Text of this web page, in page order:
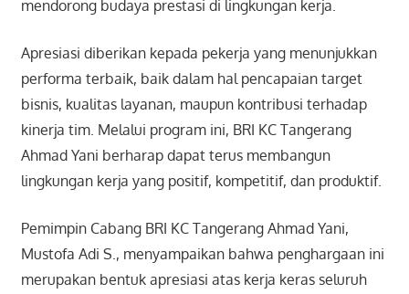
mendorong budaya prestasi di lingkungan kerja.
Apresiasi diberikan kepada pekerja yang menunjukkan
performa terbaik, baik dalam hal pencapaian target
bisnis, kualitas layanan, maupun kontribusi terhadap
kinerja tim. Melalui program ini, BRI KC Tangerang
Ahmad Yani berharap dapat terus membangun
lingkungan kerja yang positif, kompetitif, dan produktif.
Pemimpin Cabang BRI KC Tangerang Ahmad Yani,
Mustofa Adi S., menyampaikan bahwa penghargaan ini
merupakan bentuk apresiasi atas kerja keras seluruh